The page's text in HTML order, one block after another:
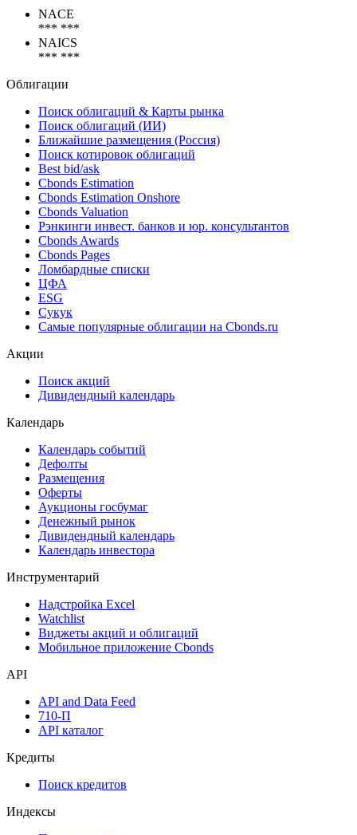
Коды
*** ***
*** ***
Облигации
Поиск облигаций & Карты рынка
Поиск облигаций (ИИ)
Ближайшие размещения (Россия)
Поиск котировок облигаций
Best bid/ask
Cbonds Estimation
Cbonds Estimation Onshore
Cbonds Valuation
Рэнкинги инвест. банков и юр. консультантов
Cbonds Awards
Cbonds Pages
Ломбардные списки
ESG
Самые популярные облигации на Cbonds.ru
Дивидендный календарь
Календарь
Календарь событий
Дефолты
Размещения
Оферты
Денежный рынок
Календарь инвестора
Инструментарий
Мобильное приложение Cbonds
API
API and Data Feed
API каталог
Кредиты